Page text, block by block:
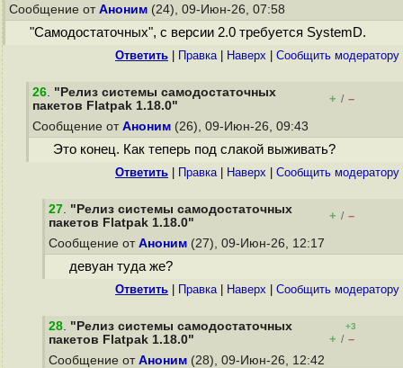
Сообщение от Аноним (24), 09-Июн-26, 07:58
"Самодостаточных", с версии 2.0 требуется SystemD.
Ответить Правка| Наверх Cообщить модератору
26. "Релиз системы самодостаточных
пакетов Flatpak 1.18.0"
+ / –
Сообщение от Аноним (26), 09-Июн-26, 09:43
Это конец. Как теперь под слакой выживать?
Ответить Правка| Наверх Cообщить модератору
27. "Релиз системы самодостаточных
пакетов Flatpak 1.18.0"
+ / –
Сообщение от Аноним (27), 09-Июн-26, 12:17
девуан туда же?
Ответить Правка| Наверх Cообщить модератору
28. "Релиз системы самодостаточных
пакетов Flatpak 1.18.0"
+3
+ / –
Сообщение от Аноним (28), 09-Июн-26, 12:42